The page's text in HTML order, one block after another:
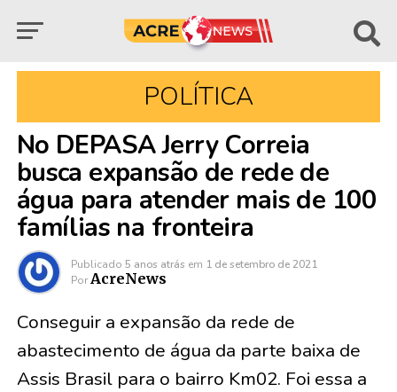
POLÍTICA
No DEPASA Jerry Correia
busca expansão de rede de
água para atender mais de 100
famílias na fronteira
Publicado 5 anos atrás em 1 de setembro de 2021
Por AcreNews
Conseguir a expansão da rede de
abastecimento de água da parte baixa de
Assis Brasil para o bairro Km02. Foi essa a